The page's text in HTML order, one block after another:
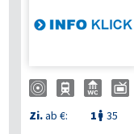
Zi.ab €: 1  35